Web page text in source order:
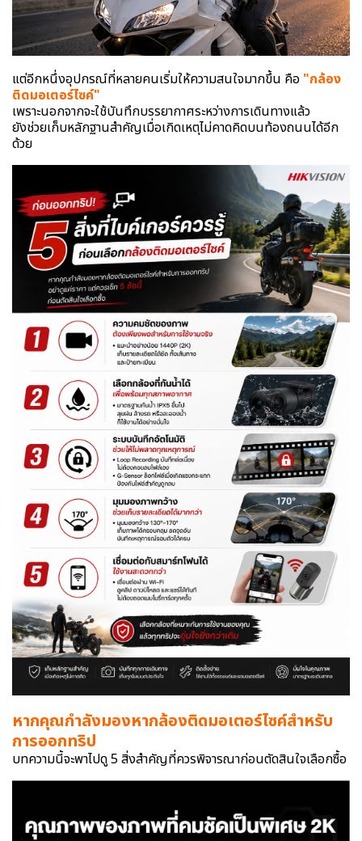
แต่อีกหนึ่งอุปกรณ์ที่หลายคนเริ่มให้ความสนใจมากขึ้น คือ "กล้อง
ติดมอเตอร์ไซค์"
เพราะนอกจากจะใช้บันทึกบรรยากาศระหว่างการเดินทางแล้ว
ยังช่วยเก็บหลักฐานสำคัญเมื่อเกิดเหตุไม่คาดคิดบนท้องถนนได้อีก
ด้วย
หากคุณกำลังมองหากล้องติดมอเตอร์ไซค์สำหรับ
การออกทริป
บทความนี้จะพาไปดู 5 สิ่งสำคัญที่ควรพิจารณาก่อนตัดสินใจเลือกซื้อ